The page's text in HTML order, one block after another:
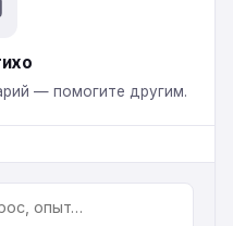
— помогите другим.